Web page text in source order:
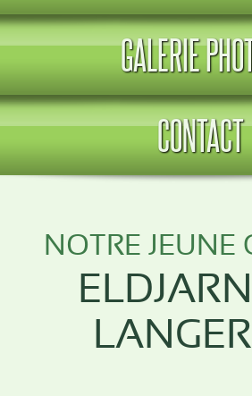
GALERIE
CONTACT
NOTRE JEUNE